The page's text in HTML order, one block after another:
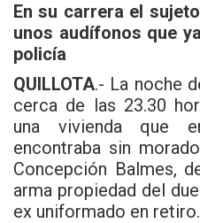
ce
b
o
o
k
tt at
A
p
p
En su carrera el
unos audífonos que
policía
QUILLOTA.- La noche
cerca de las 23.30
una vivienda que
encontraba sin
Concepción Balmes,
arma propiedad del
ex uniformado en retiro.